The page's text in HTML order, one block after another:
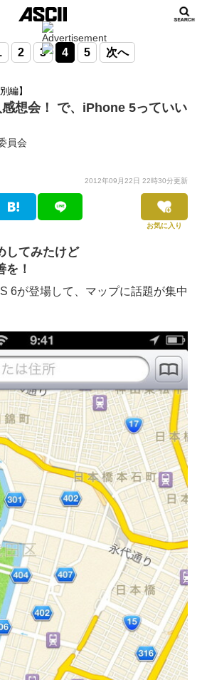
2 3 4 5 次へ
編】
感想会！ で、iPhone 5っていい
員会
2012年09月22日 22時30分更新
お気に入り
してみたけど
！
6が登場して、マップに話題が集中